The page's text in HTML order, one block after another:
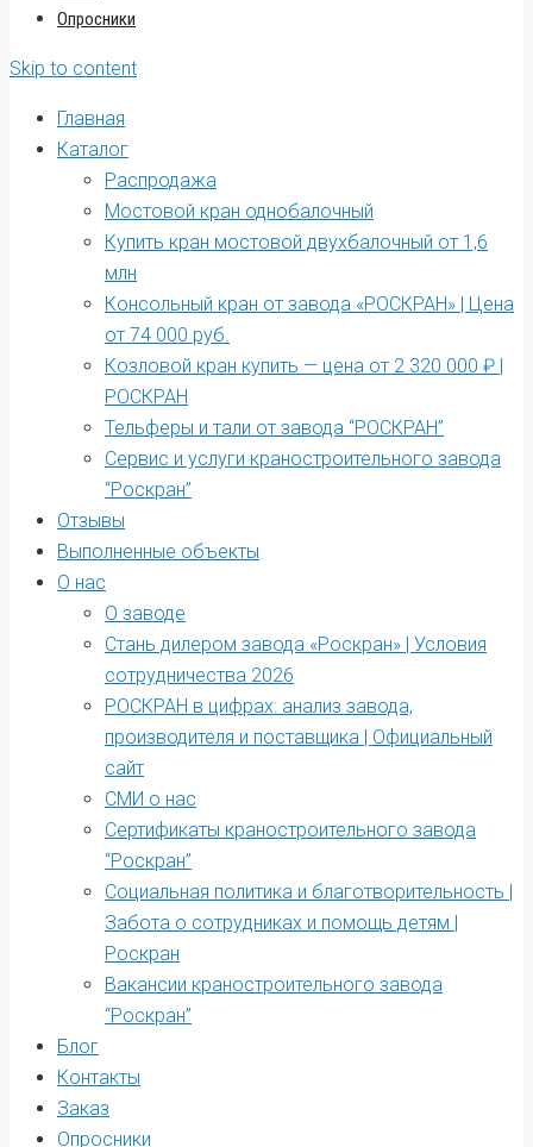
Опросники
Skip to content
Главная
Каталог
Распродажа
Мостовой кран однобалочный
Купить кран мостовой двухбалочный от 1,6
млн
Консольный кран от завода «РОСКРАН» | Цена
от 74 000 руб.
Козловой кран купить — цена от 2 320 000 ₽ |
РОСКРАН
Тельферы и тали от завода “РОСКРАН”
Сервис и услуги краностроительного завода
“Роскран”
Отзывы
Выполненные объекты
О нас
О заводе
Стань дилером завода «Роскран» | Условия
сотрудничества 2026
РОСКРАН в цифрах: анализ завода,
производителя и поставщика | Официальный
сайт
СМИ о нас
Сертификаты краностроительного завода
“Роскран”
Социальная политика и благотворительность |
Забота о сотрудниках и помощь детям |
Роскран
Вакансии краностроительного завода
“Роскран”
Блог
Контакты
Заказ
Опросники